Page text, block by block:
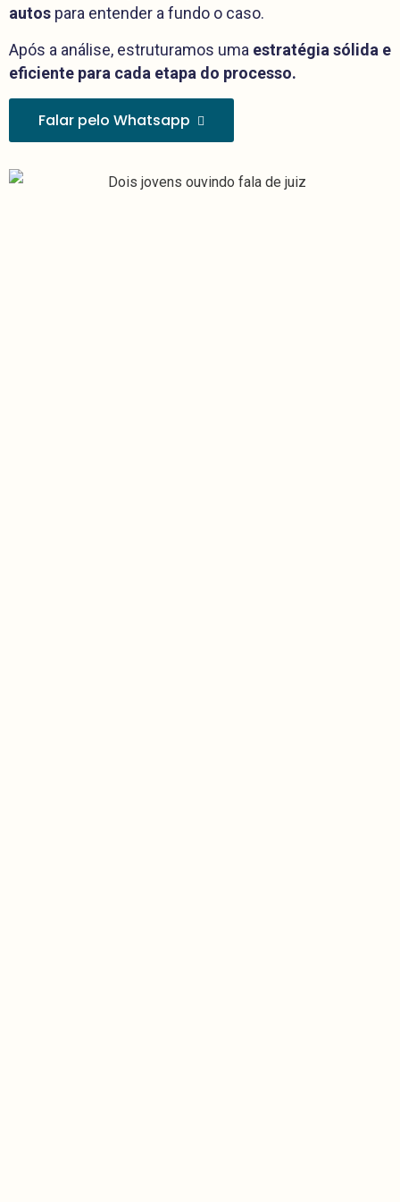
autos para entender a fundo o caso.
Após a análise, estruturamos uma estratégia sólida e
eficiente para cada etapa do processo.
Falar pelo Whatsapp